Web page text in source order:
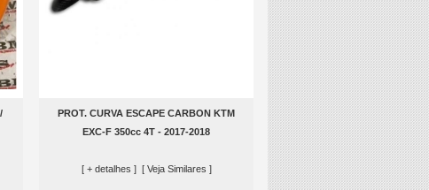
PROT. CURVA ESCAPE CARBON KTM
EXC-F 350cc 4T - 2017-2018
[ + detalhes ] [ Veja Similares ]